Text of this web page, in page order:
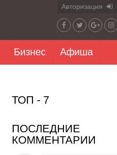
Авторизация
Бизнес Афиша
ТОП - 7
ПОСЛЕДНИЕ
КОММЕНТАРИИ